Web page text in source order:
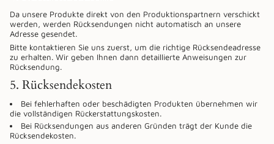
Da unsere Produkte direkt von den Produktionspartnern verschickt
werden, werden Rücksendungen nicht automatisch an unsere
Adresse gesendet.
Bitte kontaktieren Sie uns zuerst, um die richtige Rücksendeadresse
zu erhalten. Wir geben Ihnen dann detaillierte Anweisungen zur
Rücksendung.
5. Rücksendekosten
Bei fehlerhaften oder beschädigten Produkten übernehmen wir
die vollständigen Rückerstattungskosten.
Bei Rücksendungen aus anderen Gründen trägt der Kunde die
Rücksendekosten.